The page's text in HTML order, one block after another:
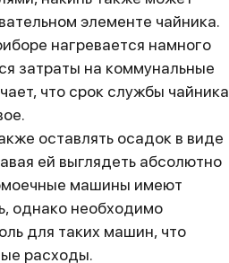
элементе чайника.
нагревается намного
затраты на коммунальные
что срок службы чайника
оставлять осадок в виде
ей выглядеть абсолютно
машины имеют
однако необходимо
для таких машин, что
расходы.